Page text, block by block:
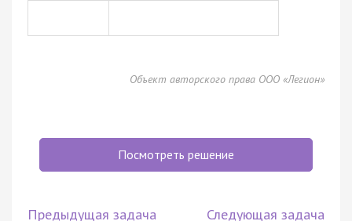
Объект авторского права ООО «Легион»
Посмотреть решение
Предыдущая задача Следующая задача